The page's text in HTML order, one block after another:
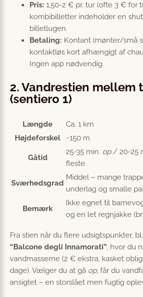
Pris: 1,50-2 € pr. tur (ofte 3 € for
kombibilletter indeholder en
billetlugen.
Betaling: Kontant (mønter/små
kontaktløs kort afhængigt af
Ingen app nødvendig.
2. Vandrestien mellem
(sentiero 1)
Længde
Ca. 1 km
Højdeforskel
~150 m
Gåtid
25-35 min. op/ 20-25
fleste
Sværhedsgrad
Middel – mange
underlag og smalle
Bemærk
Ikke egnet til
og en let regnjakke
Fra stien når du flere udsigtspunkter,
“Balcone degli Innamorati”, hvor du
vandmasserne (2 € ekstra, kasket
dage). Vælger du at gå op, får du
ansigtet – en storslået men fugtig